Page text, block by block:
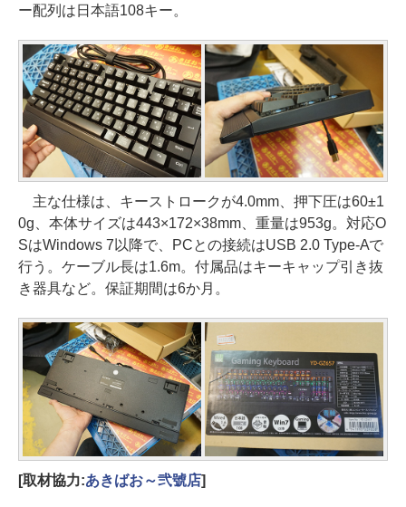
ー配列は日本語108キー。
主な仕様は、キーストロークが4.0mm、押下圧は60±1
0g、本体サイズは443×172×38mm、重量は953g。対応O
SはWindows 7以降で、PCとの接続はUSB 2.0 Type-Aで
行う。ケーブル長は1.6m。付属品はキーキャップ引き抜
き器具など。保証期間は6か月。
[取材協力:あきばお～弐號店]